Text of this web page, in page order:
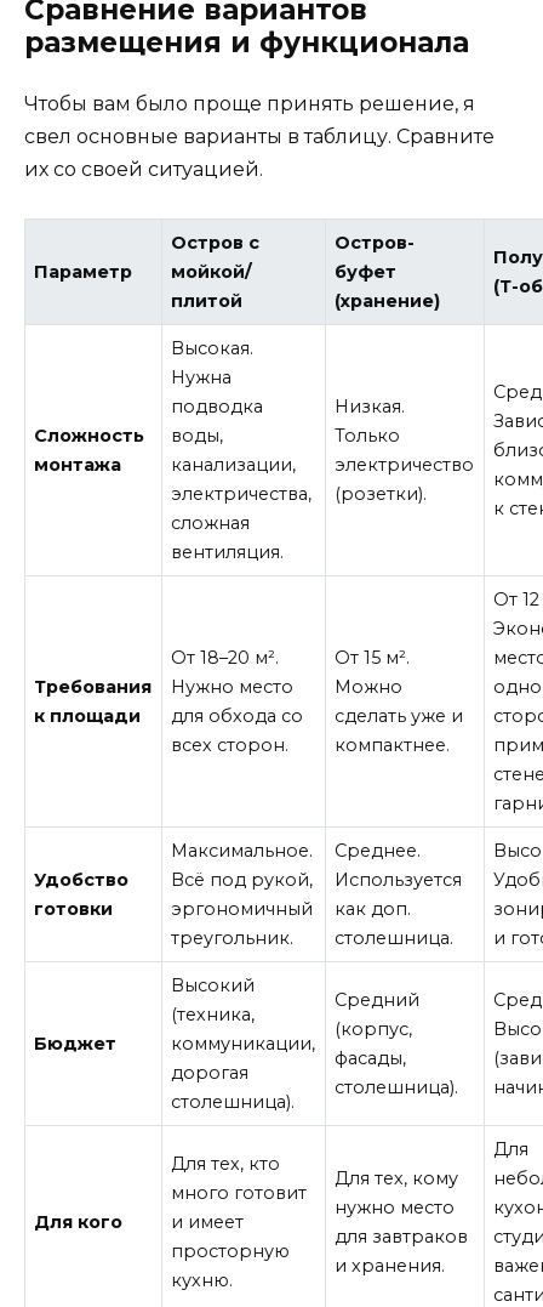
Сравнение вариантов
размещения и функционала
Чтобы вам было проще принять решение, я
свел основные варианты в таблицу. Сравните
их со своей ситуацией.
Параметр
Остров с
мойкой/
плитой
Остров-
буфет
(хранение)
(Т-
Сложность
монтажа
Высокая.
Нужна
подводка
воды,
канализации,
электричества,
сложная
вентиляция.
Низкая.
Только
электричество
(розетки).
к
Требования
к площади
От 18–20 м².
Нужно место
для обхода со
всех сторон.
От 15 м².
Можно
сделать уже и
компактнее.
От 12
Удобство
готовки
Максимальное.
Всё под рукой,
эргономичный
треугольник.
Среднее.
Используется
как доп.
столешница.
и
Бюджет
Высокий
(техника,
коммуникации,
дорогая
столешница).
Средний
(корпус,
фасады,
столешница).
Для кого
Для тех, кто
много готовит
и имеет
просторную
кухню.
Для тех, кому
нужно место
для завтраков
и хранения.
Для